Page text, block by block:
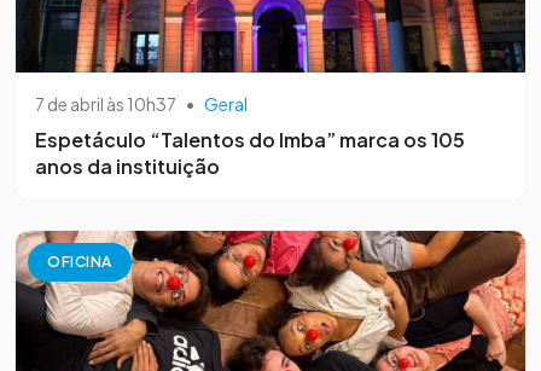
7 de abril às 10h37 • Geral
Espetáculo “Talentos do Imba” marca os 105
anos da instituição
OFICINA